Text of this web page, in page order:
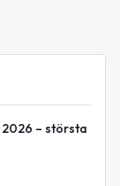
– största